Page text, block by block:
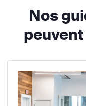
Nos